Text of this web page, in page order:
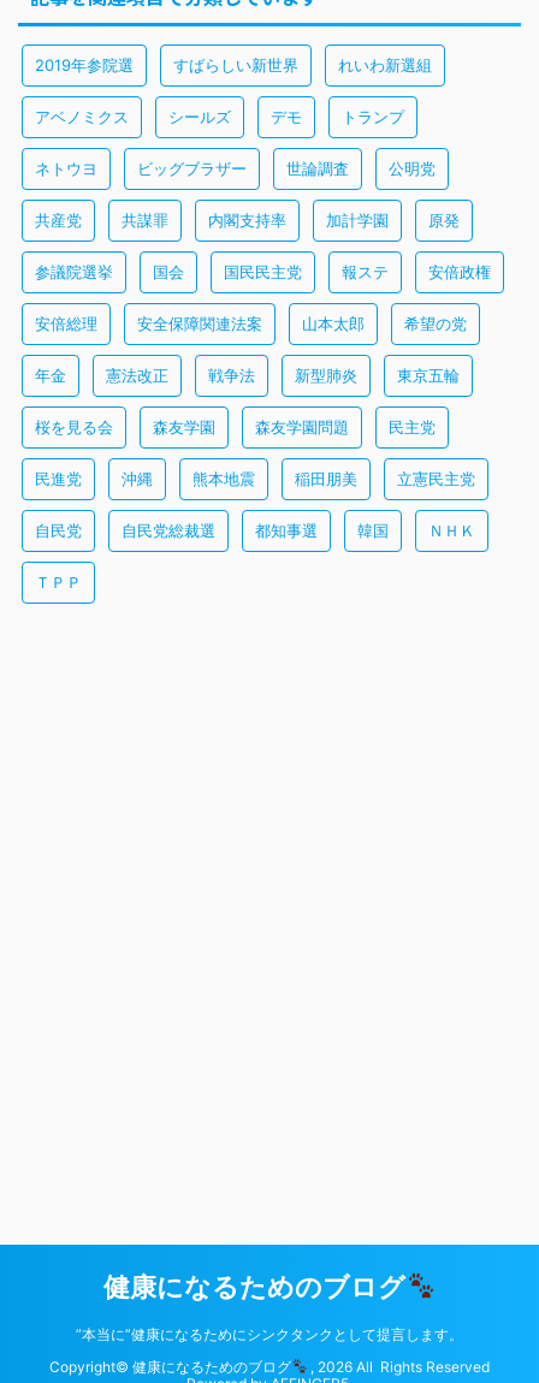
2019年参院選 すばらしい新世界 れいわ新選組
アベノミクス シールズ デモ トランプ
ネトウヨ ビッグブラザー 世論調査 公明党
共産党 共謀罪 内閣支持率 加計学園 原発
参議院選挙 国会 国民民主党 報ステ 安倍政権
安倍総理 安全保障関連法案 山本太郎 希望の党
年金 憲法改正 戦争法 新型肺炎 東京五輪
桜を見る会 森友学園 森友学園問題 民主党
民進党 沖縄 熊本地震 稲田朋美 立憲民主党
自民党 自民党総裁選 都知事選 韓国 ＮＨＫ
ＴＰＰ
健康になるためのブログ
”本当に”健康になるためにシンクタンクとして提言します。
Copyright© 健康になるためのブログ
, 2026 All Rights Reserved